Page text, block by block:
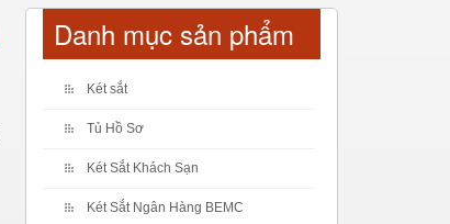
Danh mục sản phẩm
Két sắt
Tủ Hồ Sơ
Két Sắt Khách Sạn
Két Sắt Ngân Hàng BEMC